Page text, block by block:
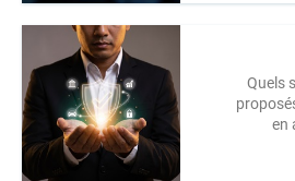
Quels
en